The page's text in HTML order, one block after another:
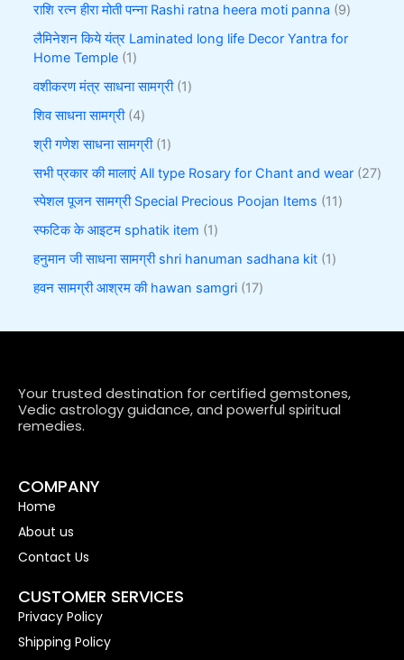
राशि रत्न हीरा मोती पन्ना Rashi ratna heera moti panna 9
लैमिनेशन किये यंत्र Laminated long life Decor Yantra for
Home Temple 1
वशीकरण मंत्र साधना सामग्री 1
शिव साधना सामग्री 4
श्री गणेश साधना सामग्री 1
सभी प्रकार की मालाएं All type Rosary for Chant and wear 27
स्पेशल पूजन सामग्री Special Precious Poojan Items 11
स्फटिक के आइटम sphatik item 1
हनुमान जी साधना सामग्री shri hanuman sadhana kit 1
हवन सामग्री आश्रम की hawan samgri 17
Your trusted destination for certified gemstones,
Vedic astrology guidance, and powerful spiritual
remedies.
COMPANY
Home
About us
Contact Us
CUSTOMER SERVICES
Privacy Policy
Shipping Policy